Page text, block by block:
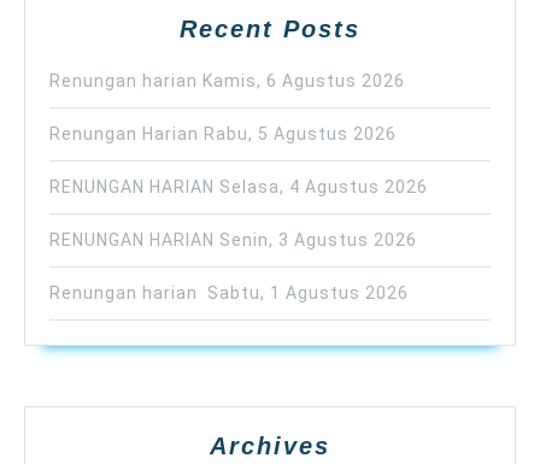
Recent Posts
Renungan harian Kamis, 6 Agustus 2026
Renungan Harian Rabu, 5 Agustus 2026
RENUNGAN HARIAN Selasa, 4 Agustus 2026
RENUNGAN HARIAN Senin, 3 Agustus 2026
Renungan harian Sabtu, 1 Agustus 2026
Archives